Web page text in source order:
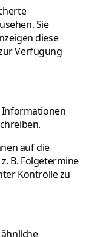
Sie
diese
Verfügung
Informationen
auf die
B. Folgetermine
Kontrolle zu